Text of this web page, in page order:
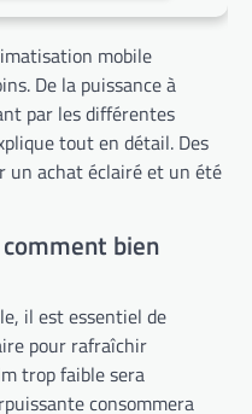
mobile
De la puissance à
par les différentes
tout en détail. Des
un achat éclairé et un été
bien
il est essentiel de
pour rafraîchir
trop faible sera
consommera